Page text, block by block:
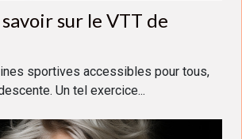
sur le VTT de
sportives accessibles pour tous,
Un tel exercice...